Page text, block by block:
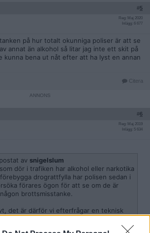
#5
Reg: Maj 2020
Inlägg: 6 677
på hur totalt okunniga poliser är att se
annat än alkohol så litar jag inte ett skit på
kunna bena ut nåt efter att ha lyst en annan
Citera
#6
Reg: Maj 2019
Inlägg: 5 634
av snigelslum
dör i trafiken har alkohol eller narkotika
drograttfylla har polisen sedan i
förares ögon för att se om de är
brottsmisstanke.
det är därför vi efterfrågar en teknisk